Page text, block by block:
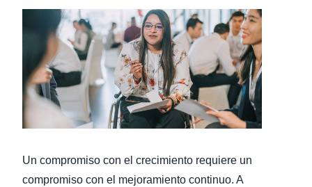
Nederlands (English)
Sweden (English)
Denmark (English)
Finland (English)
España (Español)
日本（日本語)
Singapore (English)
Un compromiso con el crecimiento requiere un
compromiso con el mejoramiento continuo. A